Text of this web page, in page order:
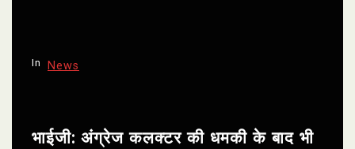
In News
भाईजी: अंग्रेज कलक्टर की धमकी के बाद भी